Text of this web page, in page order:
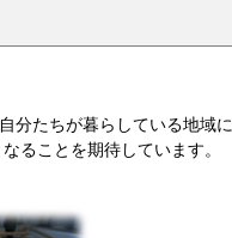
分たちが暮らしている地域に
ることを期待しています。